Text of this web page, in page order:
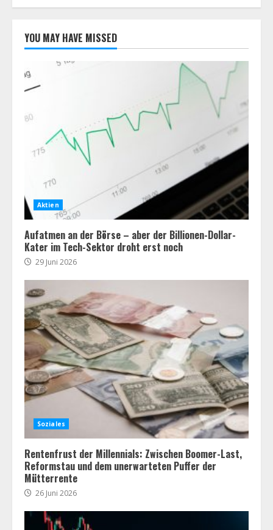
YOU MAY HAVE MISSED
Aktien
Aufatmen an der Börse – aber der Billionen-Dollar-
Kater im Tech-Sektor droht erst noch
29 Juni 2026
Soziales
Rentenfrust der Millennials: Zwischen Boomer-Last,
Reformstau und dem unerwarteten Puffer der
Mütterrente
26 Juni 2026